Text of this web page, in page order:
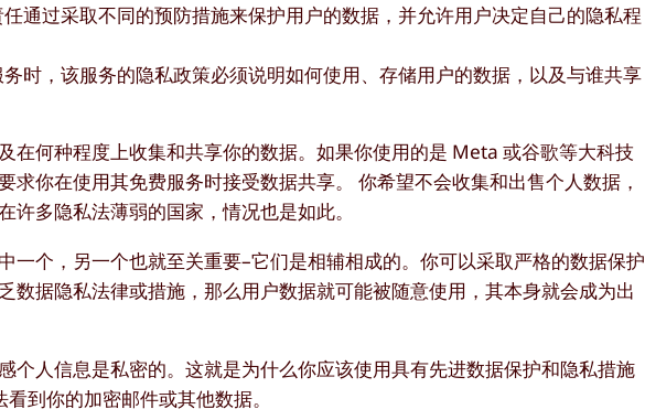
通过采取不同的预防措施来保护用户的数据，并允许用户决定自己的隐私程
时，该服务的隐私政策必须说明如何使用、存储用户的数据，以及与谁共享
在何种程度上收集和共享你的数据。如果你使用的是 Meta 或谷歌等大科技
你在使用其免费服务时接受数据共享。 你希望不会收集和出售个人数据，
多隐私法薄弱的国家，情况也是如此。
一个，另一个也就至关重要–它们是相辅相成的。你可以采取严格的数据保护
数据隐私法律或措施，那么用户数据就可能被随意使用，其本身就会成为出
个人信息是私密的。这就是为什么你应该使用具有先进数据保护和隐私措施
到你的加密邮件或其他数据。